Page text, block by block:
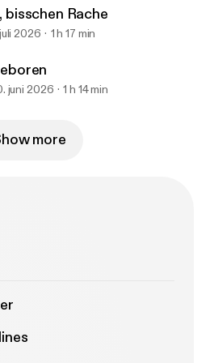
bisschen Rache
2026 1 h 17 min
juni 2026 1 h 14 min
more